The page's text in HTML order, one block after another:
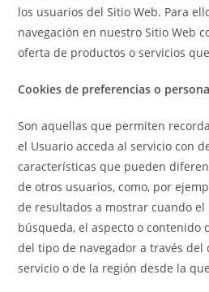
los usuarios del Sitio Web. Para
navegación en nuestro Sitio Web
oferta de productos o servicios
Cookies de preferencias o
Son aquellas que permiten
el Usuario acceda al servicio con
características que pueden
de otros usuarios, como, por
de resultados a mostrar cuando
búsqueda, el aspecto o contenido
del tipo de navegador a través del
servicio o de la región desde la